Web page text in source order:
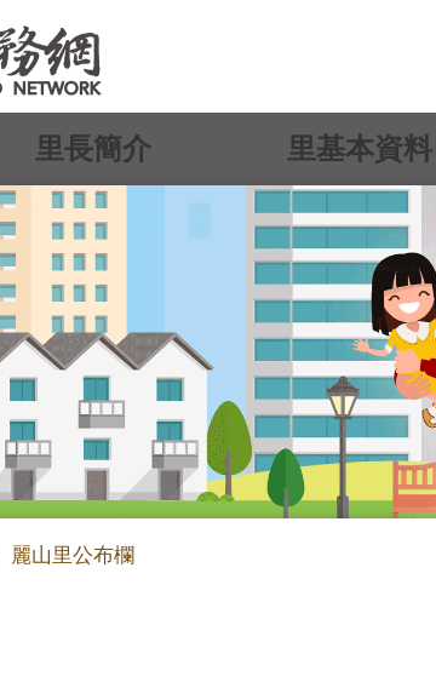
里長簡介 里基本資料
麗山里公布欄